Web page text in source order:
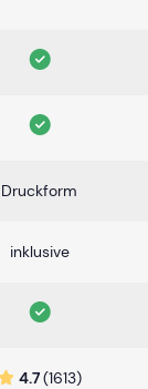
Druckform
inklusive
4.7(1613)